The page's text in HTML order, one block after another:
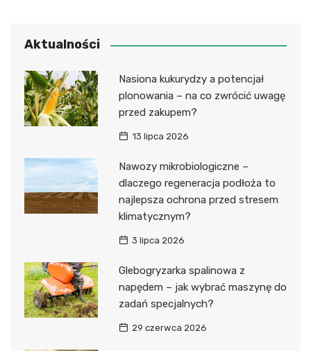
Aktualności
Nasiona kukurydzy a potencjał
plonowania – na co zwrócić uwagę
przed zakupem?
13 lipca 2026
Nawozy mikrobiologiczne –
dlaczego regeneracja podłoża to
najlepsza ochrona przed stresem
klimatycznym?
3 lipca 2026
Glebogryzarka spalinowa z
napędem – jak wybrać maszynę do
zadań specjalnych?
29 czerwca 2026